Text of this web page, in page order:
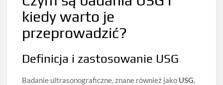
kiedy warto je
przeprowadzić?
Definicja i zastosowanie USG
Badanie ultrasonograficzne, znane również jako USG,